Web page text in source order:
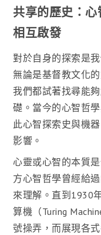
共享的歷史：
相互啟發
對於自身的探索是
無論是基督教文化
我們都試著找尋能
礎。當今的心智哲
此心智探索史與機
影響。
心靈或心智的本質
方心智哲學曾經給
來理解。直到1930
算機（Turing
號操弄，而展現各